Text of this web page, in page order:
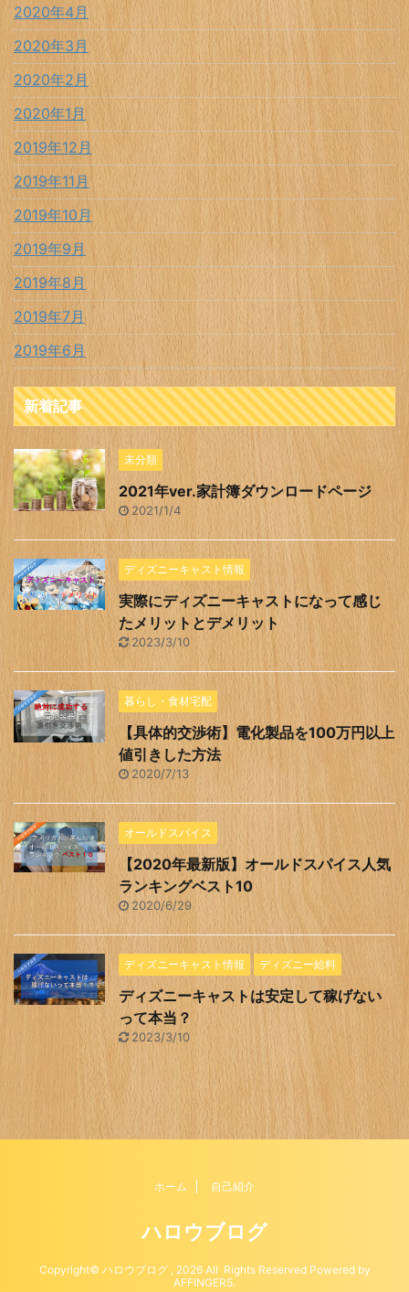
2020年4月
2020年3月
2020年2月
2020年1月
2019年12月
2019年11月
2019年10月
2019年9月
2019年8月
2019年7月
2019年6月
新着記事
未分類
2021年ver.家計簿ダウンロードページ
2021/1/4
ディズニーキャスト情報
実際にディズニーキャストになって感じ
たメリットとデメリット
2023/3/10
暮らし・食材宅配
【具体的交渉術】電化製品を100万円以上
値引きした方法
2020/7/13
オールドスパイス
【2020年最新版】オールドスパイス人気
ランキングベスト10
2020/6/29
ディズニーキャスト情報 ディズニー給料
ディズニーキャストは安定して稼げない
って本当？
2023/3/10
ホーム 自己紹介
ハロウブログ
Copyright© ハロウブログ , 2026 All Rights Reserved Powered by
AFFINGER5.